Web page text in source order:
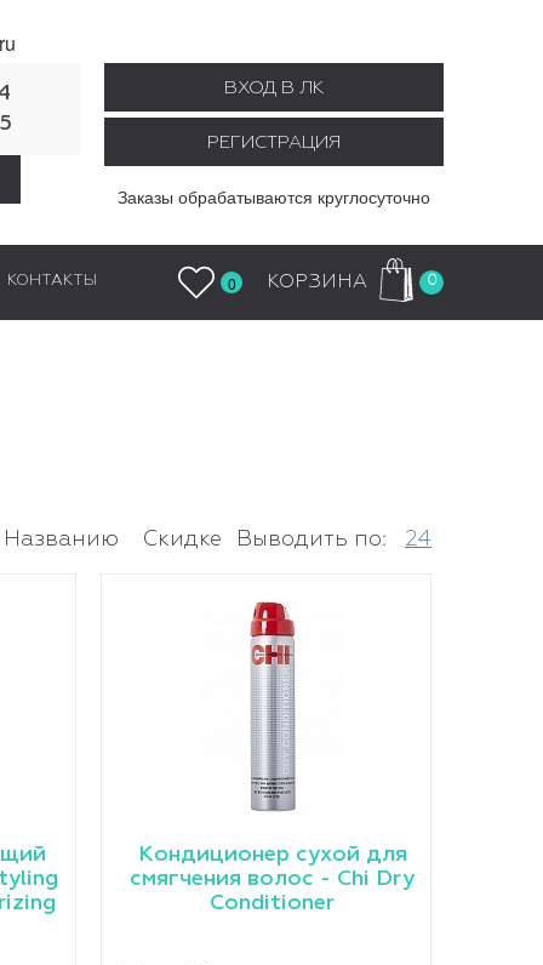
ВХОД В ЛК
РЕГИСТРАЦИЯ
Заказы обрабатываются круглосуточно
КОНТАКТЫ 0 КОРЗИНА 0
Названию Скидке 24
Выводить по:
Кондиционер сухой для
смягчения волос - Chi Dry
Conditioner